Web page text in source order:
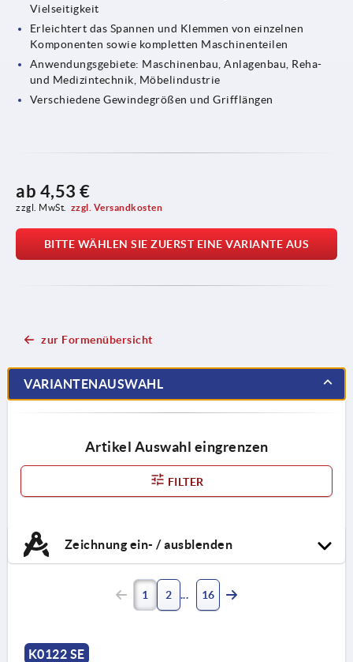
Vielseitigkeit
Erleichtert das Spannen und Klemmen von einzelnen
Komponenten sowie kompletten Maschinenteilen
Anwendungsgebiete: Maschinenbau, Anlagenbau, Reha-
und Medizintechnik, Möbelindustrie
Verschiedene Gewindegrößen und Grifflängen
ab 4,53 €
zzgl. MwSt. zzgl. Versandkosten
BITTE WÄHLEN SIE ZUERST EINE VARIANTE AUS
zur Formenübersicht
VARIANTENAUSWAHL
Artikel Auswahl eingrenzen
FILTER
Zeichnung ein- / ausblenden
1 2 16
K0122 SE